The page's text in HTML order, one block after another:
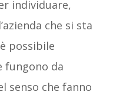
individuare,
che si sta
possibile
fungono da
senso che fanno